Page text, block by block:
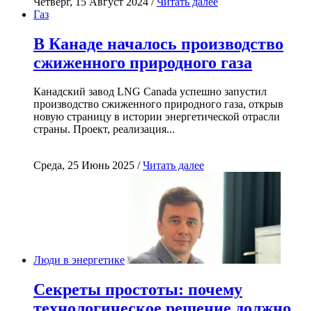
Газ
В Канаде началось производство
сжиженного природного газа
Канадский завод LNG Canada успешно запустил
производство сжиженного природного газа, открыв
новую страницу в истории энергетической отрасли
страны. Проект, реализация...
Среда, 25 Июнь 2025 /Читать далее
Люди в энергетике
Секреты простоты: почему